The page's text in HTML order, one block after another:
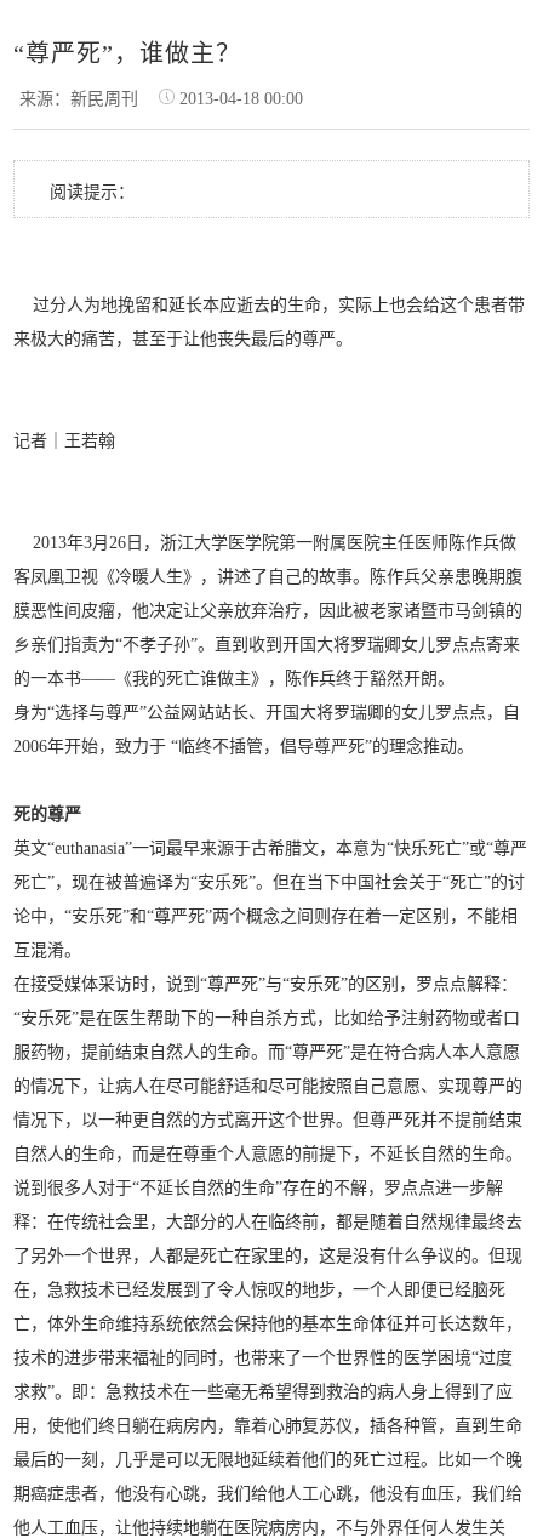
“尊严死”，谁做主？
来源：新民周刊 2013-04-18 00:00
阅读提示：
过分人为地挽留和延长本应逝去的生命，实际上也会给这个患者带
来极大的痛苦，甚至于让他丧失最后的尊严。
记者｜王若翰
2013年3月26日，浙江大学医学院第一附属医院主任医师陈作兵做
客凤凰卫视《冷暖人生》，讲述了自己的故事。陈作兵父亲患晚期腹
膜恶性间皮瘤，他决定让父亲放弃治疗，因此被老家诸暨市马剑镇的
乡亲们指责为“不孝子孙”。直到收到开国大将罗瑞卿女儿罗点点寄来
的一本书——《我的死亡谁做主》，陈作兵终于豁然开朗。
身为“选择与尊严”公益网站站长、开国大将罗瑞卿的女儿罗点点，自
2006年开始，致力于 “临终不插管，倡导尊严死”的理念推动。
死的尊严
英文“euthanasia”一词最早来源于古希腊文，本意为“快乐死亡”或“尊严
死亡”，现在被普遍译为“安乐死”。但在当下中国社会关于“死亡”的讨
论中，“安乐死”和“尊严死”两个概念之间则存在着一定区别，不能相
互混淆。
在接受媒体采访时，说到“尊严死”与“安乐死”的区别，罗点点解释：
“安乐死”是在医生帮助下的一种自杀方式，比如给予注射药物或者口
服药物，提前结束自然人的生命。而“尊严死”是在符合病人本人意愿
的情况下，让病人在尽可能舒适和尽可能按照自己意愿、实现尊严的
情况下，以一种更自然的方式离开这个世界。但尊严死并不提前结束
自然人的生命，而是在尊重个人意愿的前提下，不延长自然的生命。
说到很多人对于“不延长自然的生命”存在的不解，罗点点进一步解
释：在传统社会里，大部分的人在临终前，都是随着自然规律最终去
了另外一个世界，人都是死亡在家里的，这是没有什么争议的。但现
在，急救技术已经发展到了令人惊叹的地步，一个人即便已经脑死
亡，体外生命维持系统依然会保持他的基本生命体征并可长达数年，
技术的进步带来福祉的同时，也带来了一个世界性的医学困境“过度
求救”。即：急救技术在一些毫无希望得到救治的病人身上得到了应
用，使他们终日躺在病房内，靠着心肺复苏仪，插各种管，直到生命
最后的一刻，几乎是可以无限地延续着他们的死亡过程。比如一个晚
期癌症患者，他没有心跳，我们给他人工心跳，他没有血压，我们给
他人工血压，让他持续地躺在医院病房内，不与外界任何人发生关